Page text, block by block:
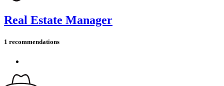
Real Estate Manager
1 recommendations